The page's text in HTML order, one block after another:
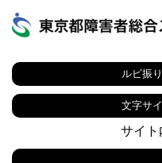
ルビ振
文字サ
サイト